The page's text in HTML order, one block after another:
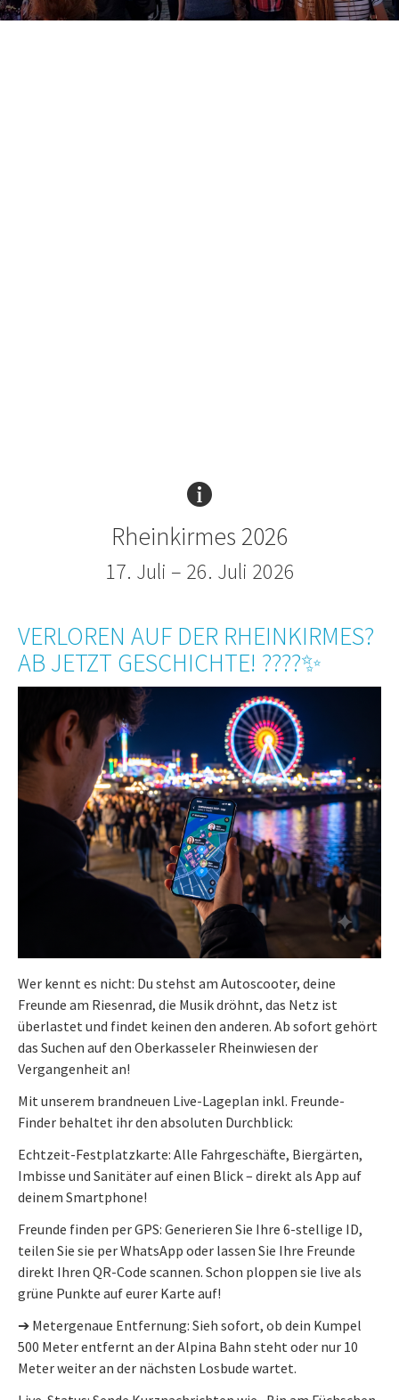
Rheinkirmes 2026
17. Juli – 26. Juli 2026
VERLOREN AUF DER RHEINKIRMES?
AB JETZT GESCHICHTE! ????✨
Wer kennt es nicht: Du stehst am Autoscooter, deine
Freunde am Riesenrad, die Musik dröhnt, das Netz ist
überlastet und findet keinen den anderen. Ab sofort gehört
das Suchen auf den Oberkasseler Rheinwiesen der
Vergangenheit an!
Mit unserem brandneuen Live-Lageplan inkl. Freunde-
Finder behaltet ihr den absoluten Durchblick:
Echtzeit-Festplatzkarte: Alle Fahrgeschäfte, Biergärten,
Imbisse und Sanitäter auf einen Blick – direkt als App auf
deinem Smartphone!
Freunde finden per GPS: Generieren Sie Ihre 6-stellige ID,
teilen Sie sie per WhatsApp oder lassen Sie Ihre Freunde
direkt Ihren QR-Code scannen. Schon ploppen sie live als
grüne Punkte auf eurer Karte auf!
➔ Metergenaue Entfernung: Sieh sofort, ob dein Kumpel
500 Meter entfernt an der Alpina Bahn steht oder nur 10
Meter weiter an der nächsten Losbude wartet.